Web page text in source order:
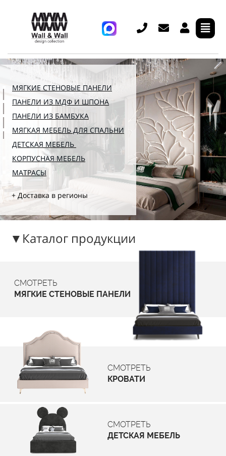
МЯГКИЕ СТЕНОВЫЕ ПАНЕЛИ
ПАНЕЛИ ИЗ МДФ И ШПОНА
ПАНЕЛИ ИЗ БАМБУКА
МЯГКАЯ МЕБЕЛЬ ДЛЯ СПАЛЬНИ
ДЕТСКАЯ МЕБЕЛЬ
КОРПУСНАЯ МЕБЕЛЬ
МАТРАСЫ
+ Доставка в регионы
▼Каталог продукции
СМОТРЕТЬ
МЯГКИЕ СТЕНОВЫЕ ПАНЕЛИ
СМОТРЕТЬ
КРОВАТИ
СМОТРЕТЬ
ДЕТСКАЯ МЕБЕЛЬ